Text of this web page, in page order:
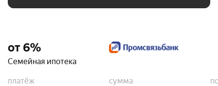
от 6%
Семейная ипотека
платёж
сумма